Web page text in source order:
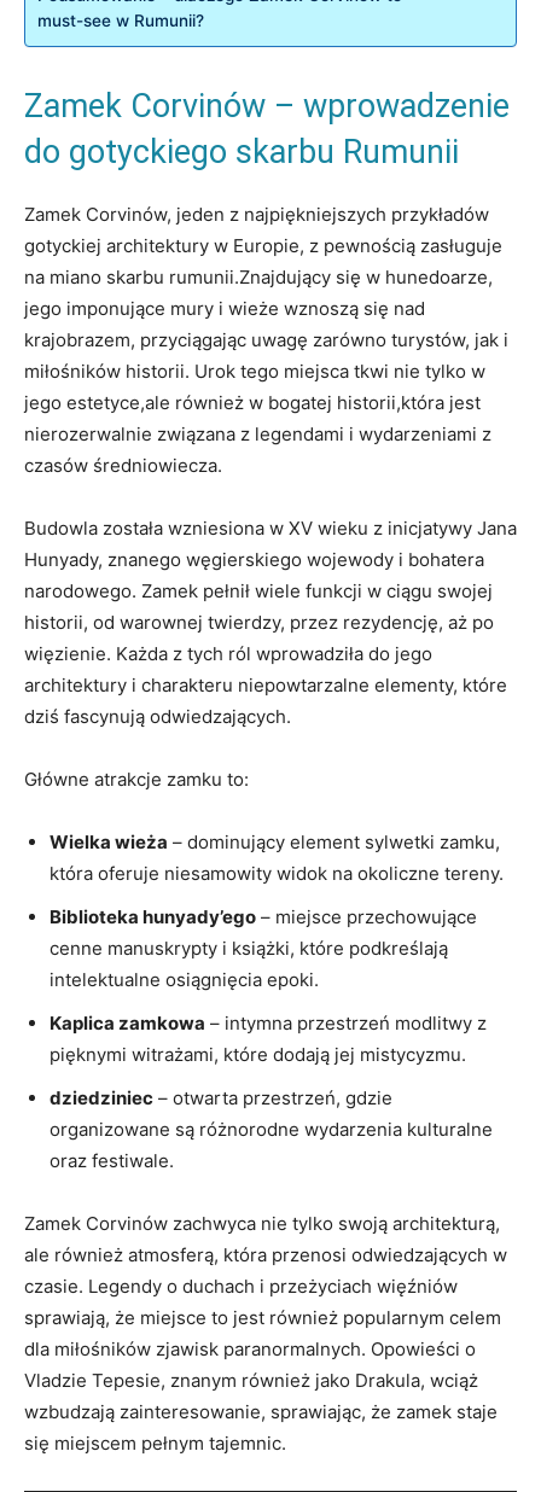
must-see w Rumunii?
Zamek Corvinów – wprowadzenie
do gotyckiego skarbu Rumunii
Zamek Corvinów, jeden z najpiękniejszych przykładów
gotyckiej architektury w Europie, z pewnością zasługuje
na miano skarbu rumunii.Znajdujący się w hunedoarze,
jego imponujące mury i wieże wznoszą się nad
krajobrazem, przyciągając uwagę zarówno turystów, jak i
miłośników historii. Urok tego miejsca tkwi nie tylko w
jego estetyce,ale również w bogatej historii,która jest
nierozerwalnie związana z legendami i wydarzeniami z
czasów średniowiecza.
Budowla została wzniesiona w XV wieku z inicjatywy Jana
Hunyady, znanego węgierskiego wojewody i bohatera
narodowego. Zamek pełnił wiele funkcji w ciągu swojej
historii, od warownej twierdzy, przez rezydencję, aż po
więzienie. Każda z tych ról wprowadziła do jego
architektury i charakteru niepowtarzalne elementy, które
dziś fascynują odwiedzających.
Główne atrakcje zamku to:
Wielka wieża – dominujący element sylwetki zamku,
która oferuje niesamowity widok na okoliczne tereny.
Biblioteka hunyady’ego – miejsce przechowujące
cenne manuskrypty i książki, które podkreślają
intelektualne osiągnięcia epoki.
Kaplica zamkowa – intymna przestrzeń modlitwy z
pięknymi witrażami, które dodają jej mistycyzmu.
dziedziniec – otwarta przestrzeń, gdzie
organizowane są różnorodne wydarzenia kulturalne
oraz festiwale.
Zamek Corvinów zachwyca nie tylko swoją architekturą,
ale również atmosferą, która przenosi odwiedzających w
czasie. Legendy o duchach i przeżyciach więźniów
sprawiają, że miejsce to jest również popularnym celem
dla miłośników zjawisk paranormalnych. Opowieści o
Vladzie Tepesie, znanym również jako Drakula, wciąż
wzbudzają zainteresowanie, sprawiając, że zamek staje
się miejscem pełnym tajemnic.